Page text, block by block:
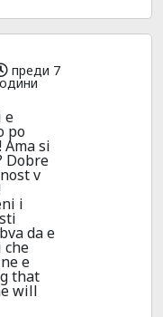
преди 7
e
po
si
Dobre
v
i
da e
e
that
will